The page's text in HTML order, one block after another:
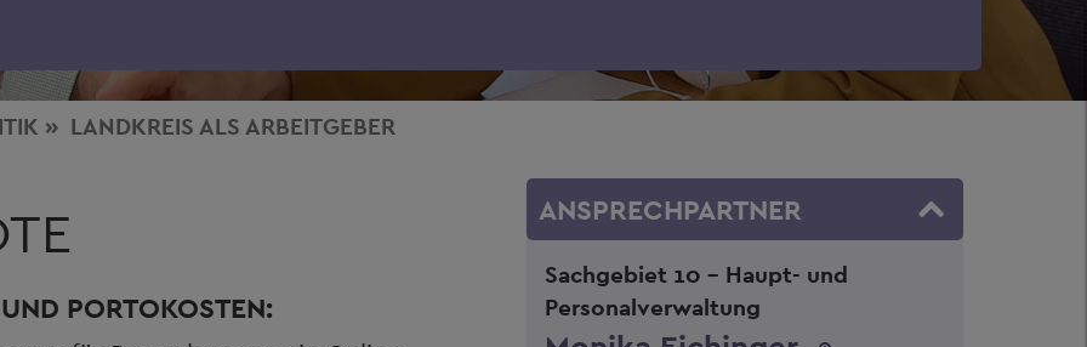
LANDKREIS ALS ARBEITGEBER
PORTOKOSTEN:
ANSPRECHPARTNER
Sachgebiet 10 - Haupt- und
Personalverwaltung